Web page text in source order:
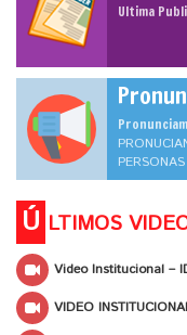
Ultima
Ú LTIMOS
Video Institucional –
VIDEO